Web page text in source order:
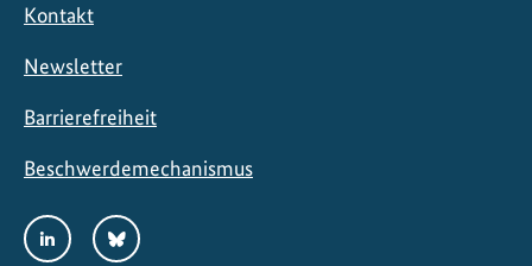
Kontakt
Newsletter
Barrierefreiheit
Beschwerdemechanismus
Social
Media
LinkedInBluesky